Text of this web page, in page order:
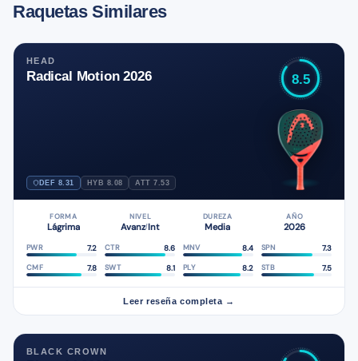
Raquetas Similares
HEAD
Radical Motion 2026
DEF 8.31 HYB 8.08 ATT 7.53
8.5
FORMA
Lágrima
NIVEL
Avanz/Int
DUREZA
Media
AÑO
2026
PWR 7.2 CTR 8.6 MNV 8.4 SPN 7.3
CMF 7.8 SWT 8.1 PLY 8.2 STB 7.5
Leer reseña completa →
BLACK CROWN